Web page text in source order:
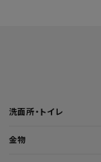
洗面所・トイレ
金物